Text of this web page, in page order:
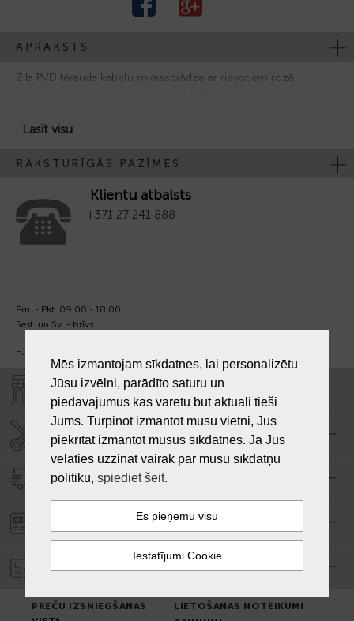
APRAKSTS
Zila PVD tērauda kabeļu rokassprādze ar rievotiem rozā
Lasīt visu
RAKSTURĪGĀS PAZĪMES
Klientu atbalsts
+371 27 241 888
Pm. - Pkt. 09:00 - 18:00
Sest. un Sv. - brīvs.
E-pasts:
VEIKALI "LAIKS"
SERVISA CENTRS "LAIKS"
PIEGĀDE
PASŪTĪJUMA APMAKSA
PREČU IZSNIEGŠANAS
LIETOŠANAS NOTEIKUMI
Mēs izmantojam sīkdatnes, lai personalizētu
Jūsu izvēlni, parādīto saturu un
piedāvājumus kas varētu būt aktuāli tieši
Jums. Turpinot izmantot mūsu vietni, Jūs
piekrītat izmantot mūsus sīkdatnes. Ja Jūs
vēlaties uzzināt vairāk par mūsu sīkdatņu
politiku, spiediet šeit.